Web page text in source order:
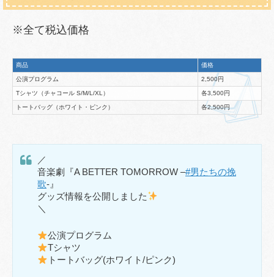
※全て税込価格
商品 価格
公演プログラム 2,500円
Tシャツ（チャコール S/M/L/XL） 各3,500円
トートバッグ（ホワイト・ピンク） 各2,500円
／
音楽劇『A BETTER TOMORROW –#男たちの挽
歌-』
グッズ情報を公開しました
＼
公演プログラム
Tシャツ
トートバッグ(ホワイト/ピンク)